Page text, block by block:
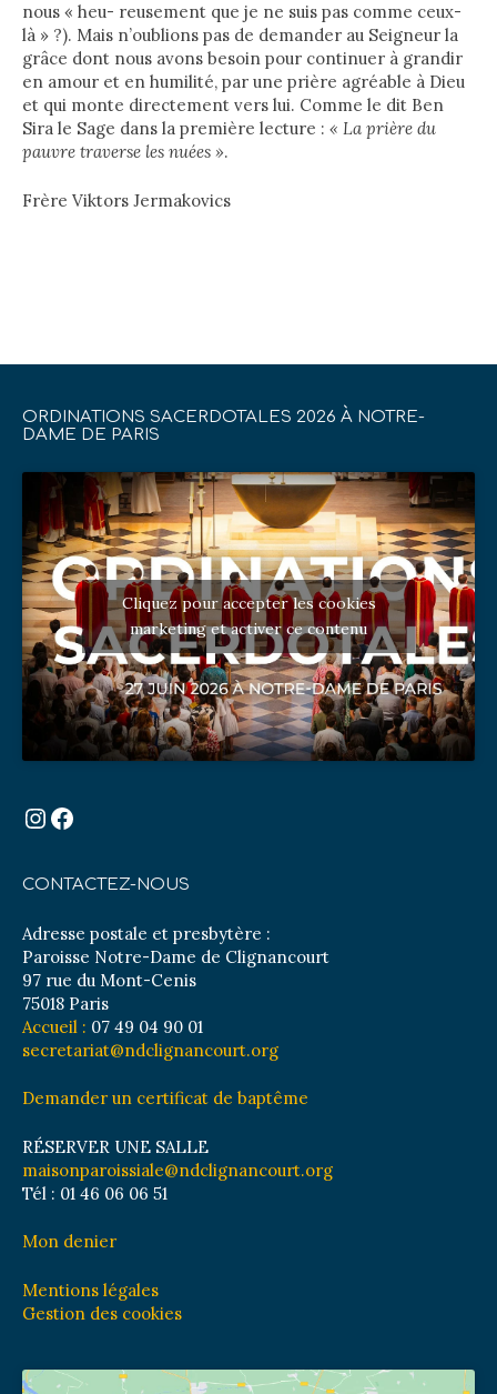
nous « heu- reusement que je ne suis pas comme ceux-
là » ?). Mais n’oublions pas de demander au Seigneur la
grâce dont nous avons besoin pour continuer à grandir
en amour et en humilité, par une prière agréable à Dieu
et qui monte directement vers lui. Comme le dit Ben
Sira le Sage dans la première lecture : « La prière du
pauvre traverse les nuées ».
Frère Viktors Jermakovics
ORDINATIONS SACERDOTALES 2026 À NOTRE-
DAME DE PARIS
Cliquez pour accepter les cookies
marketing et activer ce contenu
Instagram
Facebook
CONTACTEZ-NOUS
Adresse postale et presbytère :
Paroisse Notre-Dame de Clignancourt
97 rue du Mont-Cenis
75018 Paris
Accueil : 07 49 04 90 01
secretariat@ndclignancourt.org
Demander un certificat de baptême
RÉSERVER UNE SALLE
maisonparoissiale@ndclignancourt.org
Tél : 01 46 06 06 51
Mon denier
Mentions légales
Gestion des cookies